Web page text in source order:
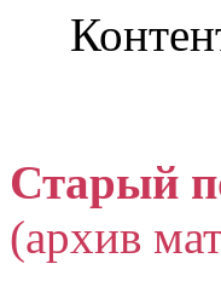
Старый
(архив